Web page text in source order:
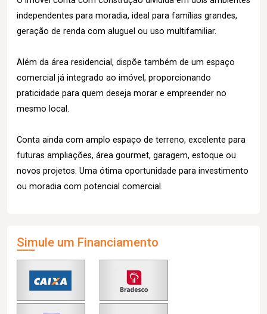
independentes para moradia, ideal para famílias grandes,
geração de renda com aluguel ou uso multifamiliar.
Além da área residencial, dispõe também de um espaço
comercial já integrado ao imóvel, proporcionando
praticidade para quem deseja morar e empreender no
mesmo local.
Conta ainda com amplo espaço de terreno, excelente para
futuras ampliações, área gourmet, garagem, estoque ou
novos projetos. Uma ótima oportunidade para investimento
ou moradia com potencial comercial.
Simule um Financiamento